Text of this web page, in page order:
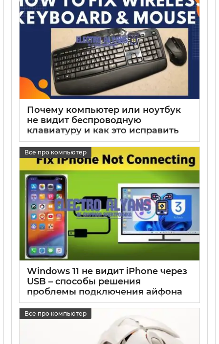
Почему компьютер или ноутбук
не видит беспроводную
клавиатуру и как это исправить
Все про компьютер
Windows 11 не видит iPhone через
USB – способы решения
проблемы подключения айфона
Все про компьютер